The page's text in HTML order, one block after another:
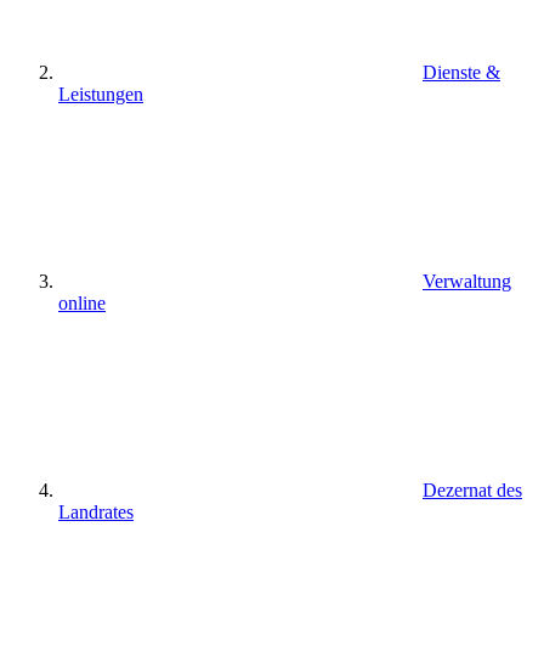
Dienste &
Leistungen
Verwaltung
online
Dezernat des
Landrates